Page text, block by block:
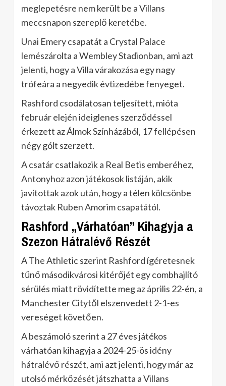
meglepetésre nem került be a Villans
meccsnapon szereplő keretébe.
Unai Emery csapatát a Crystal Palace
lemészárolta a Wembley Stadionban, ami azt
jelenti, hogy a Villa várakozása egy nagy
trófeára a negyedik évtizedébe fenyeget.
Rashford csodálatosan teljesített, mióta
február elején ideiglenes szerződéssel
érkezett az Álmok Színházából, 17 fellépésen
négy gólt szerzett.
A csatár csatlakozik a Real Betis emberéhez,
Antonyhoz azon játékosok listáján, akik
javítottak azok után, hogy a télen kölcsönbe
távoztak Ruben Amorim csapatától.
Rashford „Várhatóan” Kihagyja a
Szezon Hátralévő Részét
A The Athletic szerint Rashford ígéretesnek
tűnő másodikvárosi kitérőjét egy combhajlító
sérülés miatt rövidítette meg az április 22-én, a
Manchester Citytől elszenvedett 2-1-es
vereséget követően.
A beszámoló szerint a 27 éves játékos
várhatóan kihagyja a 2024-25-ös idény
hátralévő részét, ami azt jelenti, hogy már az
utolsó mérkőzését játszhatta a Villans